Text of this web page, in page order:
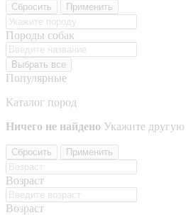
Сбросить Применить
Породы собак
Выбрать все
Популярные
Каталог пород
Ничего не найдено Укажите
Сбросить Применить
Возраст
Возраст